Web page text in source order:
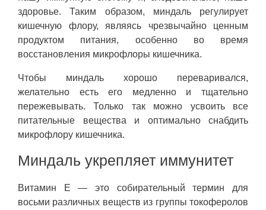
здоровье. Таким образом, миндаль регулирует
кишечную флору, являясь чрезвычайно ценным
продуктом питания, особенно во время
восстановления микрофлоры кишечника.
Чтобы миндаль хорошо переваривался,
желательно есть его медленно и тщательно
пережевывать. Только так можно усвоить все
питательные вещества и оптимально снабдить
микрофлору кишечника.
Миндаль укрепляет иммунитет
Витамин E — это собирательный термин для
восьми различных веществ из группы токоферолов